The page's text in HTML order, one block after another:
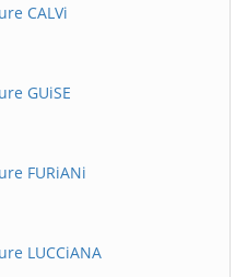
CALVi
GUiSE
FURiANi
LUCCiANA